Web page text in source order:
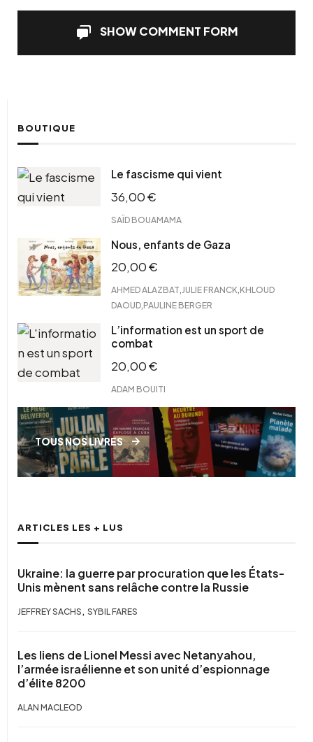
SHOW COMMENT FORM
BOUTIQUE
Le fascisme qui vient
36,00€
SAÏD BOUAMAMA
Nous, enfants de Gaza
20,00€
AHMED ALAZBAT,JULIE FRANCK,KHLOUD
DAOUD,PAULINE BERGER
L’information est un sport de
combat
20,00€
ADAM BOUITI
TOUS NOS LIVRES
ARTICLES LES + LUS
Ukraine: la guerre par procuration que les États-
Unis mènent sans relâche contre la Russie
JEFFREY SACHS , SYBIL FARES
Les liens de Lionel Messi avec Netanyahou,
l’armée israélienne et son unité d’espionnage
d’élite 8200
ALAN MACLEOD